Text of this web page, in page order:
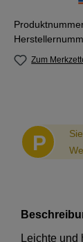
Zum
P
Leichte und